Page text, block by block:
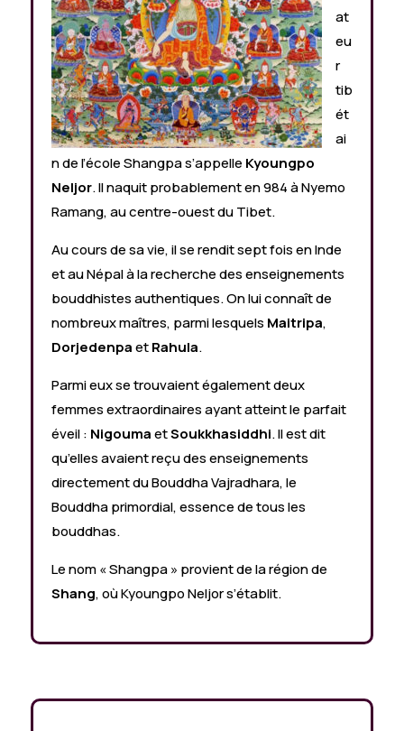
at
eu
r
tib
ét
ai
n de l’école Shangpa s’appelle Kyoungpo
Neljor. Il naquit probablement en 984 à Nyemo
Ramang, au centre-ouest du Tibet.
Au cours de sa vie, il se rendit sept fois en Inde
et au Népal à la recherche des enseignements
bouddhistes authentiques. On lui connaît de
nombreux maîtres, parmi lesquels Maitripa,
DorjedenpaetRahula.
Parmi eux se trouvaient également deux
femmes extraordinaires ayant atteint le parfait
éveil : NigoumaetSoukkhasiddhi. Il est dit
qu’elles avaient reçu des enseignements
directement du Bouddha Vajradhara, le
Bouddha primordial, essence de tous les
bouddhas.
Le nom « Shangpa » provient de la région de
Shang, où Kyoungpo Neljor s’établit.